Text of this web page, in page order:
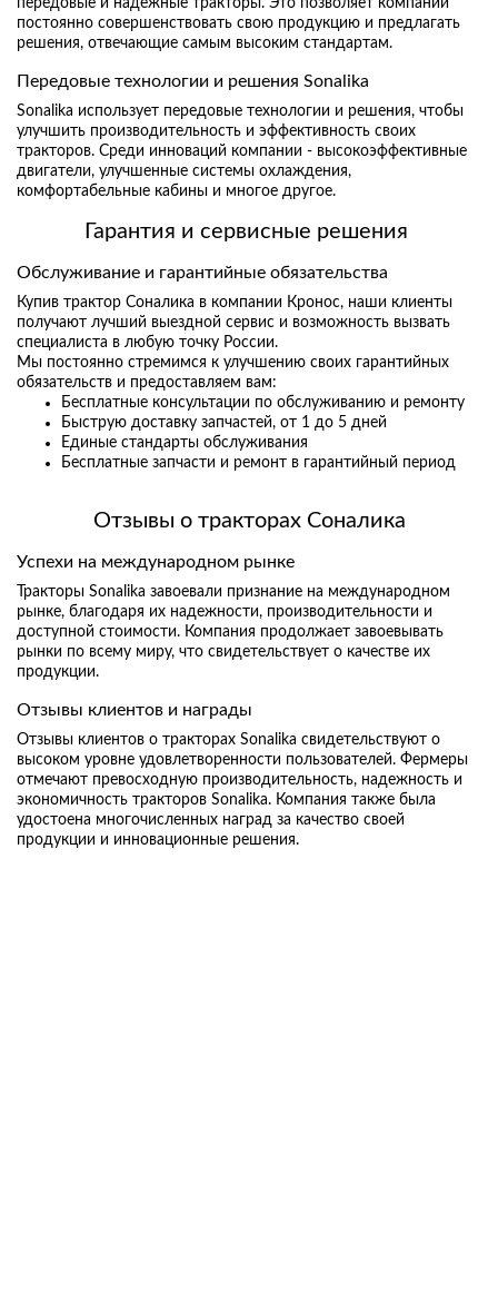
постоянно совершенствовать свою продукцию и предлагать
решения, отвечающие самым высоким стандартам.
Передовые технологии и решения Sonalika
Sonalika использует передовые технологии и решения, чтобы
улучшить производительность и эффективность своих
тракторов. Среди инноваций компании - высокоэффективные
двигатели, улучшенные системы охлаждения,
комфортабельные кабины и многое другое.
Гарантия и сервисные решения
Обслуживание и гарантийные обязательства
Купив трактор Соналика в компании Кронос, наши клиенты
получают лучший выездной сервис и возможность вызвать
специалиста в любую точку России.
Мы постоянно стремимся к улучшению своих гарантийных
обязательств и предоставляем вам:
Бесплатные консультации по обслуживанию и ремонту
Быструю доставку запчастей, от 1 до 5 дней
Единые стандарты обслуживания
Бесплатные запчасти и ремонт в гарантийный период
Отзывы о тракторах Соналика
Успехи на международном рынке
Тракторы Sonalika завоевали признание на международном
рынке, благодаря их надежности, производительности и
доступной стоимости. Компания продолжает завоевывать
рынки по всему миру, что свидетельствует о качестве их
продукции.
Отзывы клиентов и награды
Отзывы клиентов о тракторах Sonalika свидетельствуют о
высоком уровне удовлетворенности пользователей. Фермеры
отмечают превосходную производительность, надежность и
экономичность тракторов Sonalika. Компания также была
удостоена многочисленных наград за качество своей
продукции и инновационные решения.